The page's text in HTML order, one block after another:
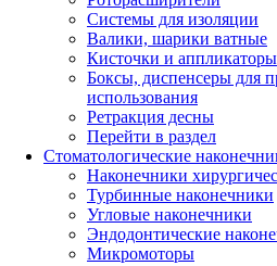
Системы для изоляции
Валики, шарики ватные
Кисточки и аппликаторы
Боксы, диспенсеры для
использования
Ретракция десны
Перейти в раздел
Стоматологические
Наконечники
Турбинные наконечники
Угловые наконечники
Эндодонтические
Микромоторы